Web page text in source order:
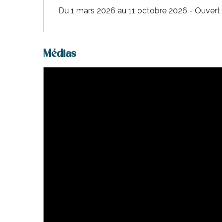
Du 1 mars 2026 au 11 octobre 2026 -
Médias